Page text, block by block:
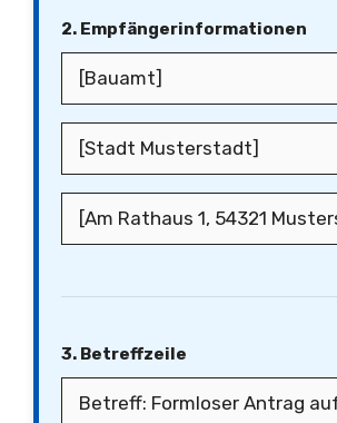
2. Empfängerinformationen
3. Betreffzeile